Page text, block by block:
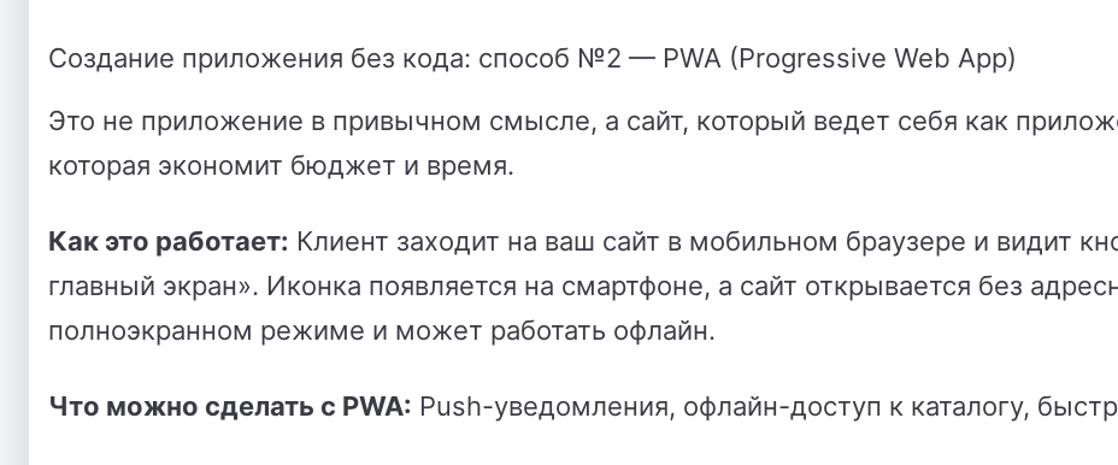
Создание приложения без кода: способ №2 — PWA (Progressive Web App)
Это не приложение в привычном смысле, а сайт, который ведет себя как
которая экономит бюджет и время.
Как это работает: Клиент заходит на ваш сайт в мобильном браузере и видит
главный экран». Иконка появляется на смартфоне, а сайт открывается без
полноэкранном режиме и может работать офлайн.
Что можно сделать с PWA: Push-уведомления, офлайн-доступ к каталогу,